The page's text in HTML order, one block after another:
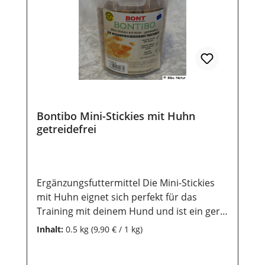
nach dem Kauf noch lange haltbar bleiben,
ist eine trockene und luftdichte
Aufbewahrung wichtig. Ebenso sollten sie
vor direkter Sonneneinstrahlung geschützt
werden, damit die wertvollen Inhaltsstoffe
lange erhalten bleiben.
Bontibo Mini-Stickies mit Huhn
getreidefrei
Ergänzungsfuttermittel Die Mini-Stickies
mit Huhn eignet sich perfekt für das
Training mit deinem Hund und ist ein gern
genommens getreidefreies Leckerlie im
Inhalt: 0.5 kg (9,90 € / 1 kg)